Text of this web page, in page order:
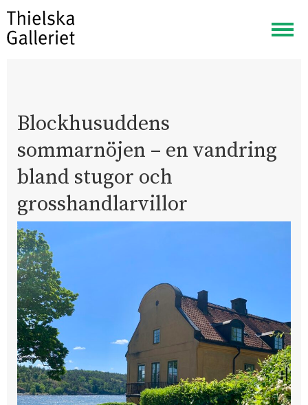
Visa
meny
Blockhusuddens
sommarnöjen – en vandring
bland stugor och
grosshandlarvillor